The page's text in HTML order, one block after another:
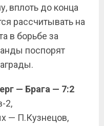
вплоть до конца
рассчитывать на
в борьбе за
поспорят
— Брага — 7:2
2,
— П.Кузнецов,